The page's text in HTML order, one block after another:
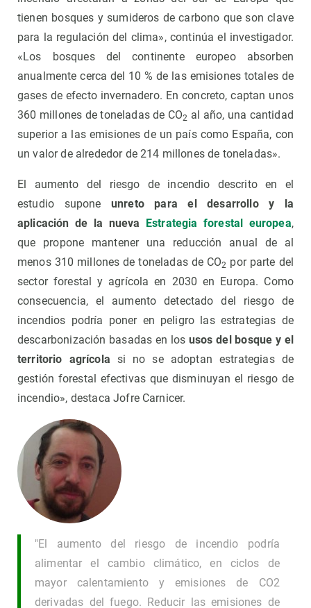
tienen bosques y sumideros de carbono que son clave
para la regulación del clima», continúa el investigador.
«Los bosques del continente europeo absorben
anualmente cerca del 10 % de las emisiones totales de
gases de efecto invernadero. En concreto, captan unos
360 millones de toneladas de CO2 al año, una cantidad
superior a las emisiones de un país como España, con
un valor de alrededor de 214 millones de toneladas».
El aumento del riesgo de incendio descrito en el
estudio supone unreto para el desarrollo y la
aplicación de la nueva Estrategia forestal europea,
que propone mantener una reducción anual de al
menos 310 millones de toneladas de CO2 por parte del
sector forestal y agrícola en 2030 en Europa. Como
consecuencia, el aumento detectado del riesgo de
incendios podría poner en peligro las estrategias de
descarbonización basadas en los usos del bosque y el
territorio agrícola si no se adoptan estrategias de
gestión forestal efectivas que disminuyan el riesgo de
incendio», destaca Jofre Carnicer.
"El aumento del riesgo de incendio podría
alimentar el cambio climático, en ciclos de
mayor calentamiento y emisiones de CO2
derivadas del fuego. Reducir las emisiones de